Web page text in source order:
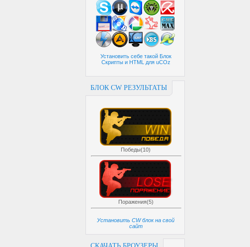
Установить себе такой Блок
Скрипты и HTML для uCOz
БЛОК CW РЕЗУЛЬТАТЫ
Победы(10)
Поражения(5)
Установить CW блок на свой
сайт